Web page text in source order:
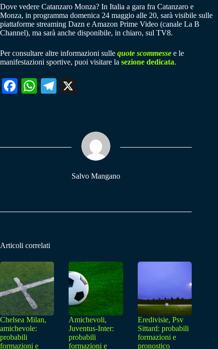
Dove vedere Catanzaro Monza? In Italia a gara fra Catanzaro e
Monza, in programma domenica 24 maggio alle 20, sarà visibile sulle
piattaforme streaming Dazn e Amazon Prime Video (canale La B
Channel), ma sarà anche disponibile, in chiaro, sul TV8.
Per consultare altre informazioni sulle quote scommesse e le
manifestazioni sportive, puoi visitare la sezione dedicata.
Fa W
pp
Te
m
Salvo Mangano
Articoli correlati
Chelsea Milan,
amichevole:
probabili
formazioni e
Amichevoli,
Juventus-Inter:
probabili
formazioni e
Eredivisie, Psv
Sittard: probabili
formazioni e
pronostico